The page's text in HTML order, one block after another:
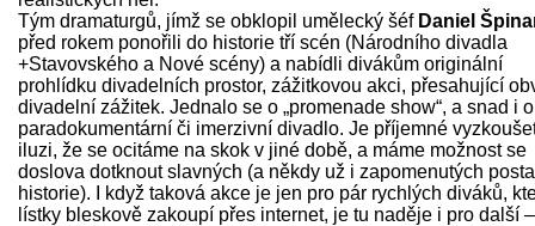
Tým dramaturgů, jímž se obklopil umělecký šéf Daniel
před rokem ponořili do historie tří scén (Národního divadla
+Stavovského a Nové scény) a nabídli divákům originální
prohlídku divadelních prostor, zážitkovou akci, přesahující
divadelní zážitek. Jednalo se o „promenade show“, a snad i o
paradokumentární či imerzivní divadlo. Je příjemné
iluzi, že se ocitáme na skok v jiné době, a máme možnost se
doslova dotknout slavných (a někdy už i zapomenutých
historie). I když taková akce je jen pro pár rychlých diváků,
lístky bleskově zakoupí přes internet, je tu naděje i pro další –